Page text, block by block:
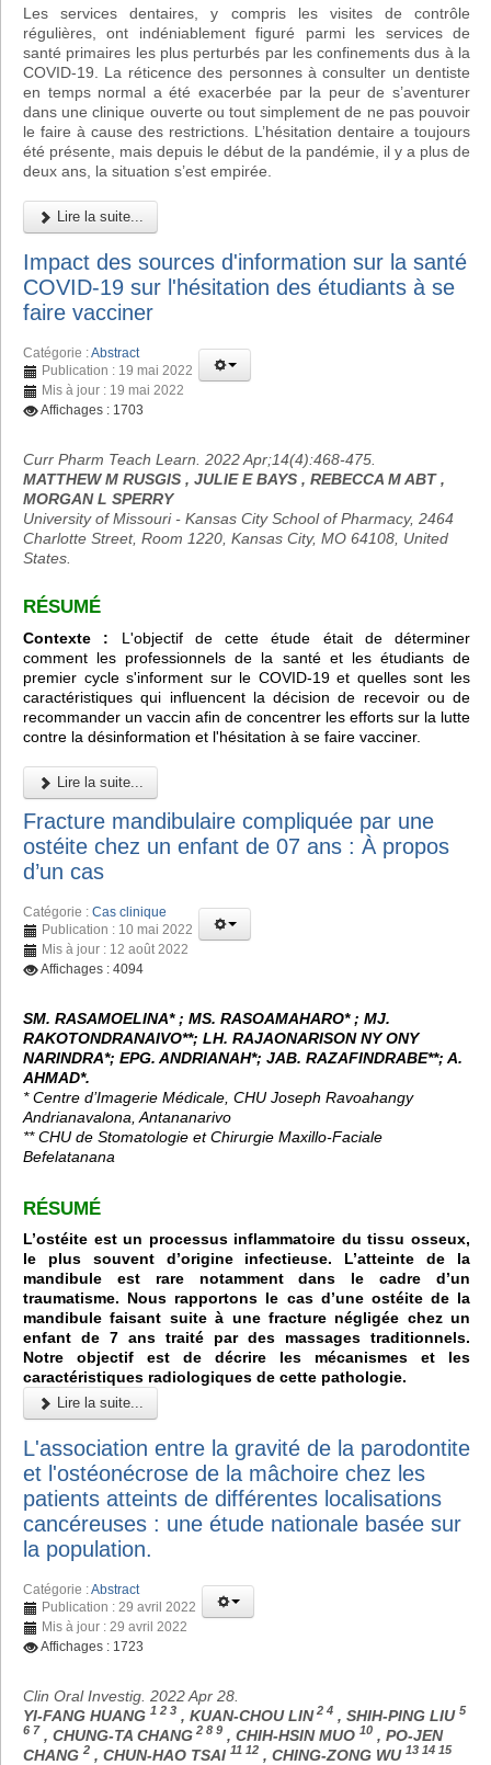
Les services dentaires, y compris les visites de contrôle
régulières, ont indéniablement figuré parmi les services de
santé primaires les plus perturbés par les confinements dus à la
COVID-19. La réticence des personnes à consulter un dentiste
en temps normal a été exacerbée par la peur de s’aventurer
dans une clinique ouverte ou tout simplement de ne pas pouvoir
le faire à cause des restrictions. L’hésitation dentaire a toujours
été présente, mais depuis le début de la pandémie, il y a plus de
deux ans, la situation s’est empirée.
Lire la suite...
Impact des sources d'information sur la santé
COVID-19 sur l'hésitation des étudiants à se
faire vacciner
Catégorie :Abstract
Publication : 19 mai 2022
Mis à jour : 19 mai 2022
Affichages : 1703
Curr Pharm Teach Learn. 2022 Apr;14(4):468-475.
MATTHEW M RUSGIS , JULIE E BAYS , REBECCA M ABT ,
MORGAN L SPERRY
University of Missouri - Kansas City School of Pharmacy, 2464
Charlotte Street, Room 1220, Kansas City, MO 64108, United
States.
RÉSUMÉ
Contexte : L'objectif de cette étude était de déterminer
comment les professionnels de la santé et les étudiants de
premier cycle s'informent sur le COVID-19 et quelles sont les
caractéristiques qui influencent la décision de recevoir ou de
recommander un vaccin afin de concentrer les efforts sur la lutte
contre la désinformation et l'hésitation à se faire vacciner.
Lire la suite...
Fracture mandibulaire compliquée par une
ostéite chez un enfant de 07 ans : À propos
d’un cas
Catégorie : Cas clinique
Publication : 10 mai 2022
Mis à jour : 12 août 2022
Affichages : 4094
SM. RASAMOELINA* ; MS. RASOAMAHARO* ; MJ.
RAKOTONDRANAIVO**; LH. RAJAONARISON NY ONY
NARINDRA*; EPG. ANDRIANAH*; JAB. RAZAFINDRABE**; A.
AHMAD*.
* Centre d’Imagerie Médicale, CHU Joseph Ravoahangy
Andrianavalona, Antananarivo
** CHU de Stomatologie et Chirurgie Maxillo-Faciale
Befelatanana
RÉSUMÉ
L’ostéite est un processus inflammatoire du tissu osseux,
le plus souvent d’origine infectieuse. L’atteinte de la
mandibule est rare notamment dans le cadre d’un
traumatisme. Nous rapportons le cas d’une ostéite de la
mandibule faisant suite à une fracture négligée chez un
enfant de 7 ans traité par des massages traditionnels.
Notre objectif est de décrire les mécanismes et les
caractéristiques radiologiques de cette pathologie.
Lire la suite...
L'association entre la gravité de la parodontite
et l'ostéonécrose de la mâchoire chez les
patients atteints de différentes localisations
cancéreuses : une étude nationale basée sur
la population.
Catégorie :Abstract
Publication : 29 avril 2022
Mis à jour : 29 avril 2022
Affichages : 1723
Clin Oral Investig. 2022 Apr 28.
YI-FANG HUANG 1 2 3 , KUAN-CHOU LIN2 4 , SHIH-PING LIU 5
6 7 , CHUNG-TA CHANG 2 8 9 , CHIH-HSIN MUO 10 , PO-JEN
CHANG 2 , CHUN-HAO TSAI 11 12 , CHING-ZONG WU 13 14 15